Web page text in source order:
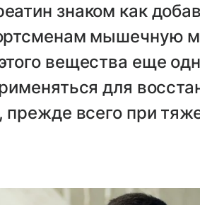
знаком как
мышечную
вещества еще
для
прежде всего при